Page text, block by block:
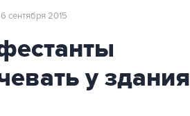
6 сентября 2015
у здания